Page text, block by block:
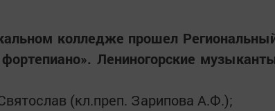
колледже прошел
Лениногорские
(кл.преп. Зарипова А.Ф.);